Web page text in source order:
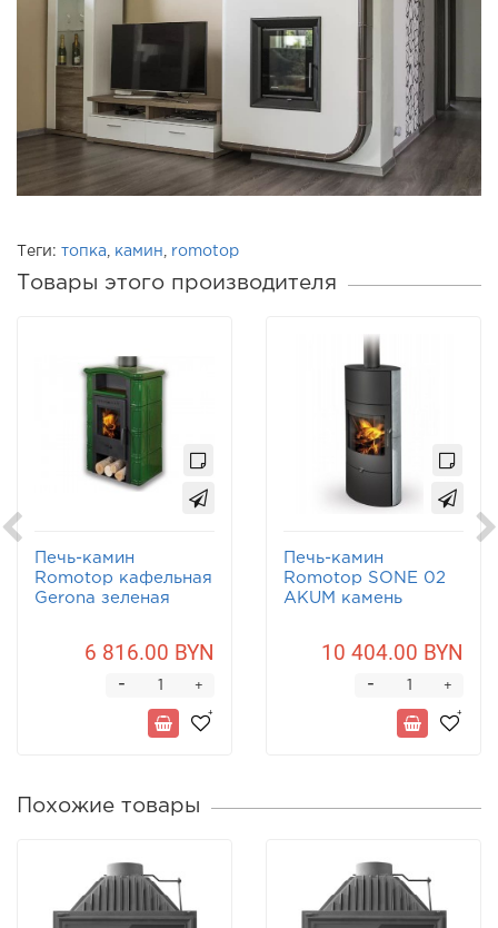
Теги: топка камин romotop
Товары этого производителя
Печь-камин
Romotop кафельная
Gerona зеленая
6 816.00 BYN
+
-
Печь-камин
Romotop SONE 02
AKUM камень
10 404.00 BYN
+
-
Похожие товары